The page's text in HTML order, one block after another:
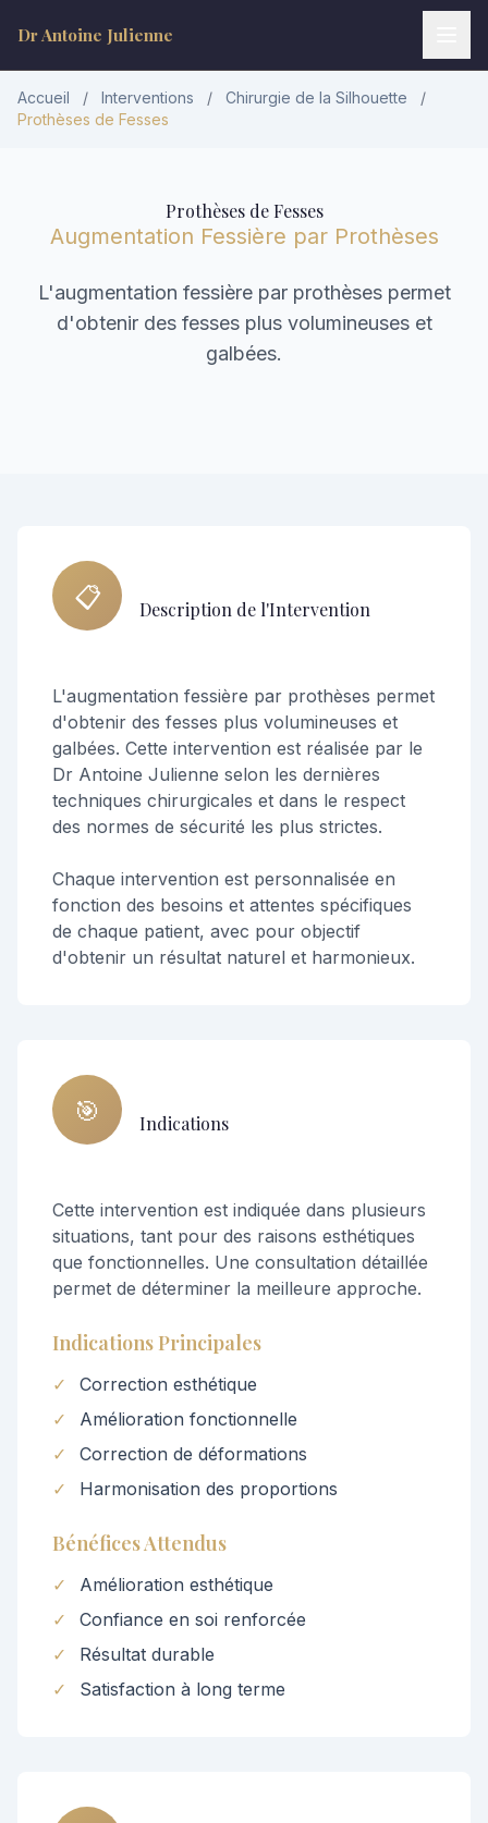
Dr Antoine Julienne
Accueil / Interventions / Chirurgie de la Silhouette
/
Prothèses de Fesses
Prothèses de Fesses
Augmentation Fessière par Prothèses
L'augmentation fessière par prothèses permet
d'obtenir des fesses plus volumineuses et
galbées.
📋 Description de l'Intervention
L'augmentation fessière par prothèses permet
d'obtenir des fesses plus volumineuses et
galbées. Cette intervention est réalisée par le
Dr Antoine Julienne selon les dernières
techniques chirurgicales et dans le respect
des normes de sécurité les plus strictes.
Chaque intervention est personnalisée en
fonction des besoins et attentes spécifiques
de chaque patient, avec pour objectif
d'obtenir un résultat naturel et harmonieux.
🎯 Indications
Cette intervention est indiquée dans plusieurs
situations, tant pour des raisons esthétiques
que fonctionnelles. Une consultation détaillée
permet de déterminer la meilleure approche.
Indications Principales
✓
Correction esthétique
✓
Amélioration fonctionnelle
✓
Correction de déformations
✓
Harmonisation des proportions
Bénéfices Attendus
✓
Amélioration esthétique
✓
Confiance en soi renforcée
✓
Résultat durable
✓
Satisfaction à long terme
Assistant virtuel • Chirurgie plastique